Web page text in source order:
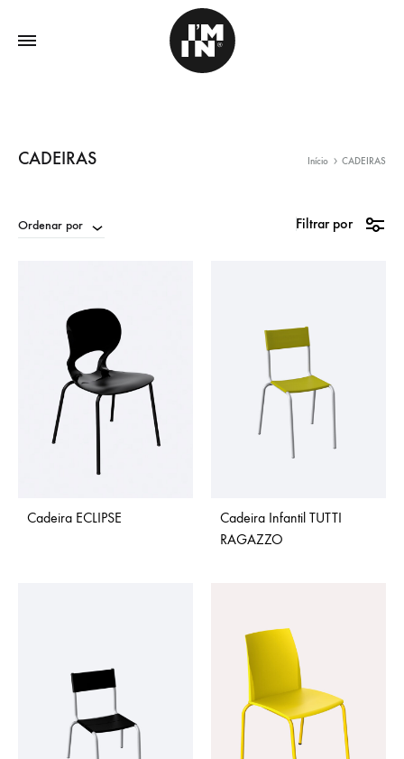
CADEIRAS Início CADEIRAS
Ordenar por Filtrar por
Cadeira ECLIPSE
Cadeira Infantil TUTTI
RAGAZZO